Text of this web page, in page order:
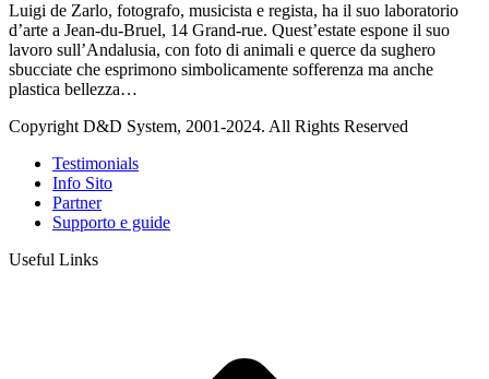
Luigi de Zarlo, fotografo, musicista e regista, ha il suo laboratorio
d’arte a Jean-du-Bruel, 14 Grand-rue. Quest’estate espone il suo
lavoro sull’Andalusia, con foto di animali e querce da sughero
sbucciate che esprimono simbolicamente sofferenza ma anche
plastica bellezza…
Copyright D&D System, 2001-2024. All Rights Reserved
Testimonials
Info Sito
Partner
Supporto e guide
Useful Links